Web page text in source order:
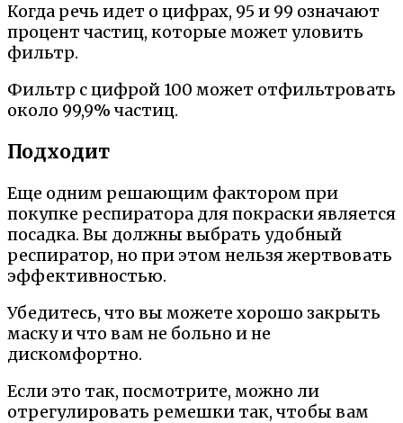
Когда речь идет о цифрах, 95 и 99 означают
процент частиц, которые может уловить
фильтр.
Фильтр с цифрой 100 может отфильтровать
около 99,9% частиц.
Подходит
Еще одним решающим фактором при
покупке респиратора для покраски является
посадка. Вы должны выбрать удобный
респиратор, но при этом нельзя жертвовать
эффективностью.
Убедитесь, что вы можете хорошо закрыть
маску и что вам не больно и не
дискомфортно.
Если это так, посмотрите, можно ли
отрегулировать ремешки так, чтобы вам